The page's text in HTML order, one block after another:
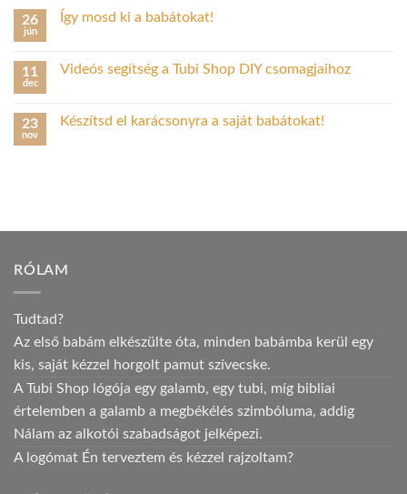
26
jún
Így mosd ki a babátokat!
11
dec
Videós segítség a Tubi Shop DIY csomagjaihoz
23
nov
Készítsd el karácsonyra a saját babátokat!
RÓLAM
Tudtad?
Az első babám elkészülte óta, minden babámba kerül egy
kis, saját kézzel horgolt pamut szívecske.
A Tubi Shop lógója egy galamb, egy tubi, míg bibliai
értelemben a galamb a megbékélés szimbóluma, addig
Nálam az alkotói szabadságot jelképezi.
A logómat Én terveztem és kézzel rajzoltam?